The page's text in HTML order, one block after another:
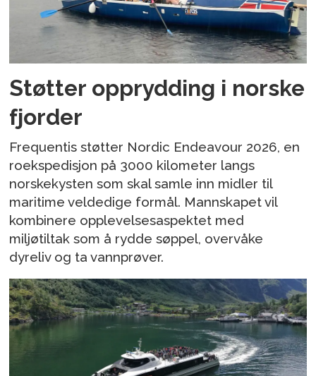
Støtter opprydding i norske
fjorder
Frequentis støtter Nordic Endeavour 2026, en
roekspedisjon på 3000 kilometer langs
norskekysten som skal samle inn midler til
maritime veldedige formål. Mannskapet vil
kombinere opplevelsesaspektet med
miljøtiltak som å rydde søppel, overvåke
dyreliv og ta vannprøver.